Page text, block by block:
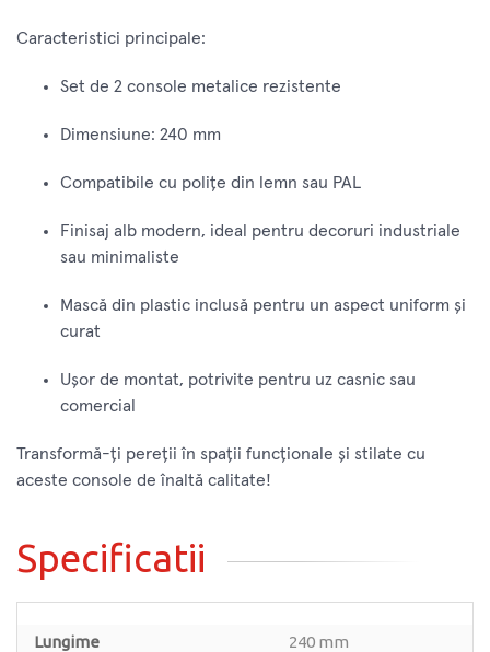
Caracteristici principale:
Set de 2 console metalice rezistente
Dimensiune: 240 mm
Compatibile cu polițe din lemn sau PAL
Finisaj alb modern, ideal pentru decoruri industriale
sau minimaliste
Mască din plastic inclusă pentru un aspect uniform și
curat
Ușor de montat, potrivite pentru uz casnic sau
comercial
Transformă-ți pereții în spații funcționale și stilate cu
aceste console de înaltă calitate!
Specificatii
Lungime
240 mm